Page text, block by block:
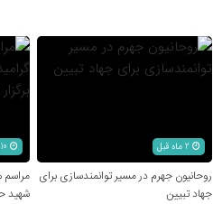
2 ماه قبل
روحانیون جهرم در مسیر توانمندسازی برای
جهاد تبیین
شهید